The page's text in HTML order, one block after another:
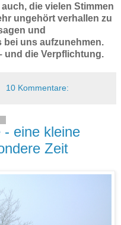
die vielen Stimmen
ungehört verhallen zu
und
bei uns aufzunehmen.
und die Verpflichtung.
10 Kommentare:
- eine kleine
Zeit